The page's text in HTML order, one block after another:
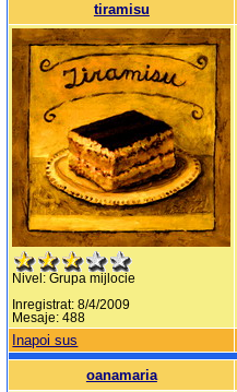
tiramisu
Nivel: Grupa mijlocie
Inregistrat: 8/4/2009
Mesaje: 488
Inapoi sus
oanamaria